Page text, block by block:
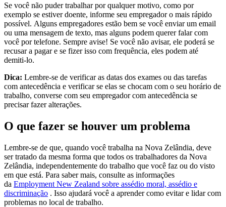
Se você não puder trabalhar por qualquer motivo, como por
exemplo se estiver doente, informe seu empregador o mais rápido
possível. Alguns empregadores estão bem se você enviar um email
ou uma mensagem de texto, mas alguns podem querer falar com
você por telefone. Sempre avise! Se você não avisar, ele poderá se
recusar a pagar e se fizer isso com frequência, eles podem até
demiti-lo.
Dica: Lembre-se de verificar as datas dos exames ou das tarefas
com antecedência e verificar se elas se chocam com o seu horário de
trabalho, converse com seu empregador com antecedência se
precisar fazer alterações.
O que fazer se houver um problema
Lembre-se de que, quando você trabalha na Nova Zelândia, deve
ser tratado da mesma forma que todos os trabalhadores da Nova
Zelândia, independentemente do trabalho que você faz ou do visto
em que está. Para saber mais, consulte as informações
da Employment New Zealand sobre assédio moral, assédio e
discriminação . Isso ajudará você a aprender como evitar e lidar com
problemas no local de trabalho.